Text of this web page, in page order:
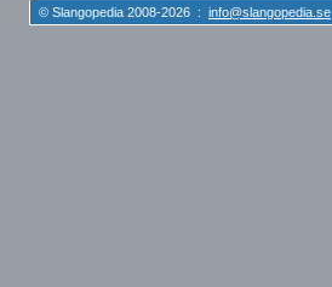
© Slangopedia 2008-2026 : info@slangopedia.se